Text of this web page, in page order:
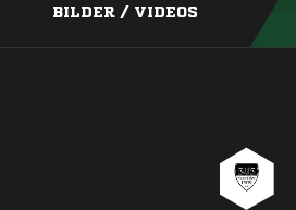
BILDER / VIDEOS